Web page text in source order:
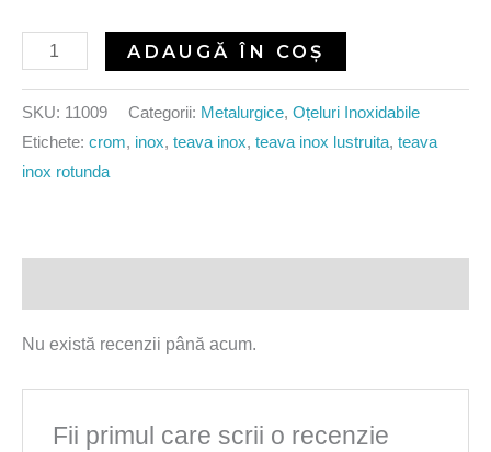
ADAUGĂ ÎN COȘ
SKU: 11009 Categorii: Metalurgice, Oțeluri Inoxidabile
Etichete: crom, inox, teava inox, teava inox lustruita, teava
inox rotunda
Nu există recenzii până acum.
Fii primul care scrii o recenzie